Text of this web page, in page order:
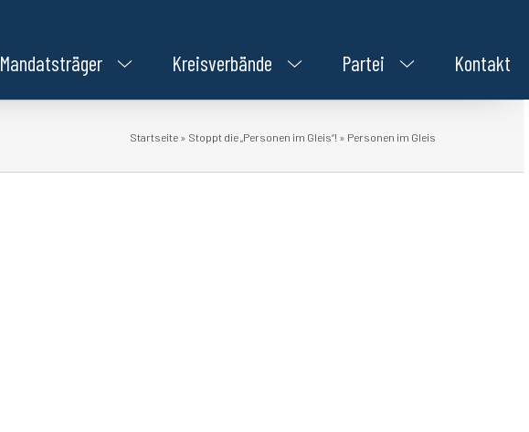
Mandatsträger Kreisverbände Partei Kontakt
Startseite » Stoppt die „Personen im Gleis“! » Personen im Gleis